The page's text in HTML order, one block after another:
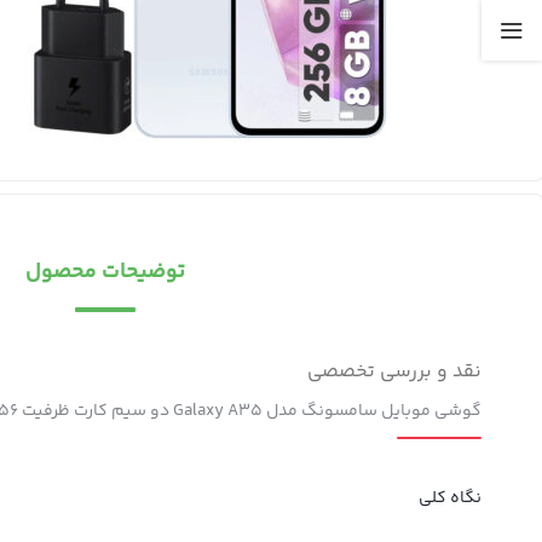
توضیحات محصول
نقد و بررسی تخصصی
گوشی موبایل سامسونگ مدل Galaxy A35 دو سیم کارت ظرفیت 256 گیگابایت رم 8 گیگابایت به همراه شارژر 25 وات سامسونگ – ویتنام
نگاه کلی